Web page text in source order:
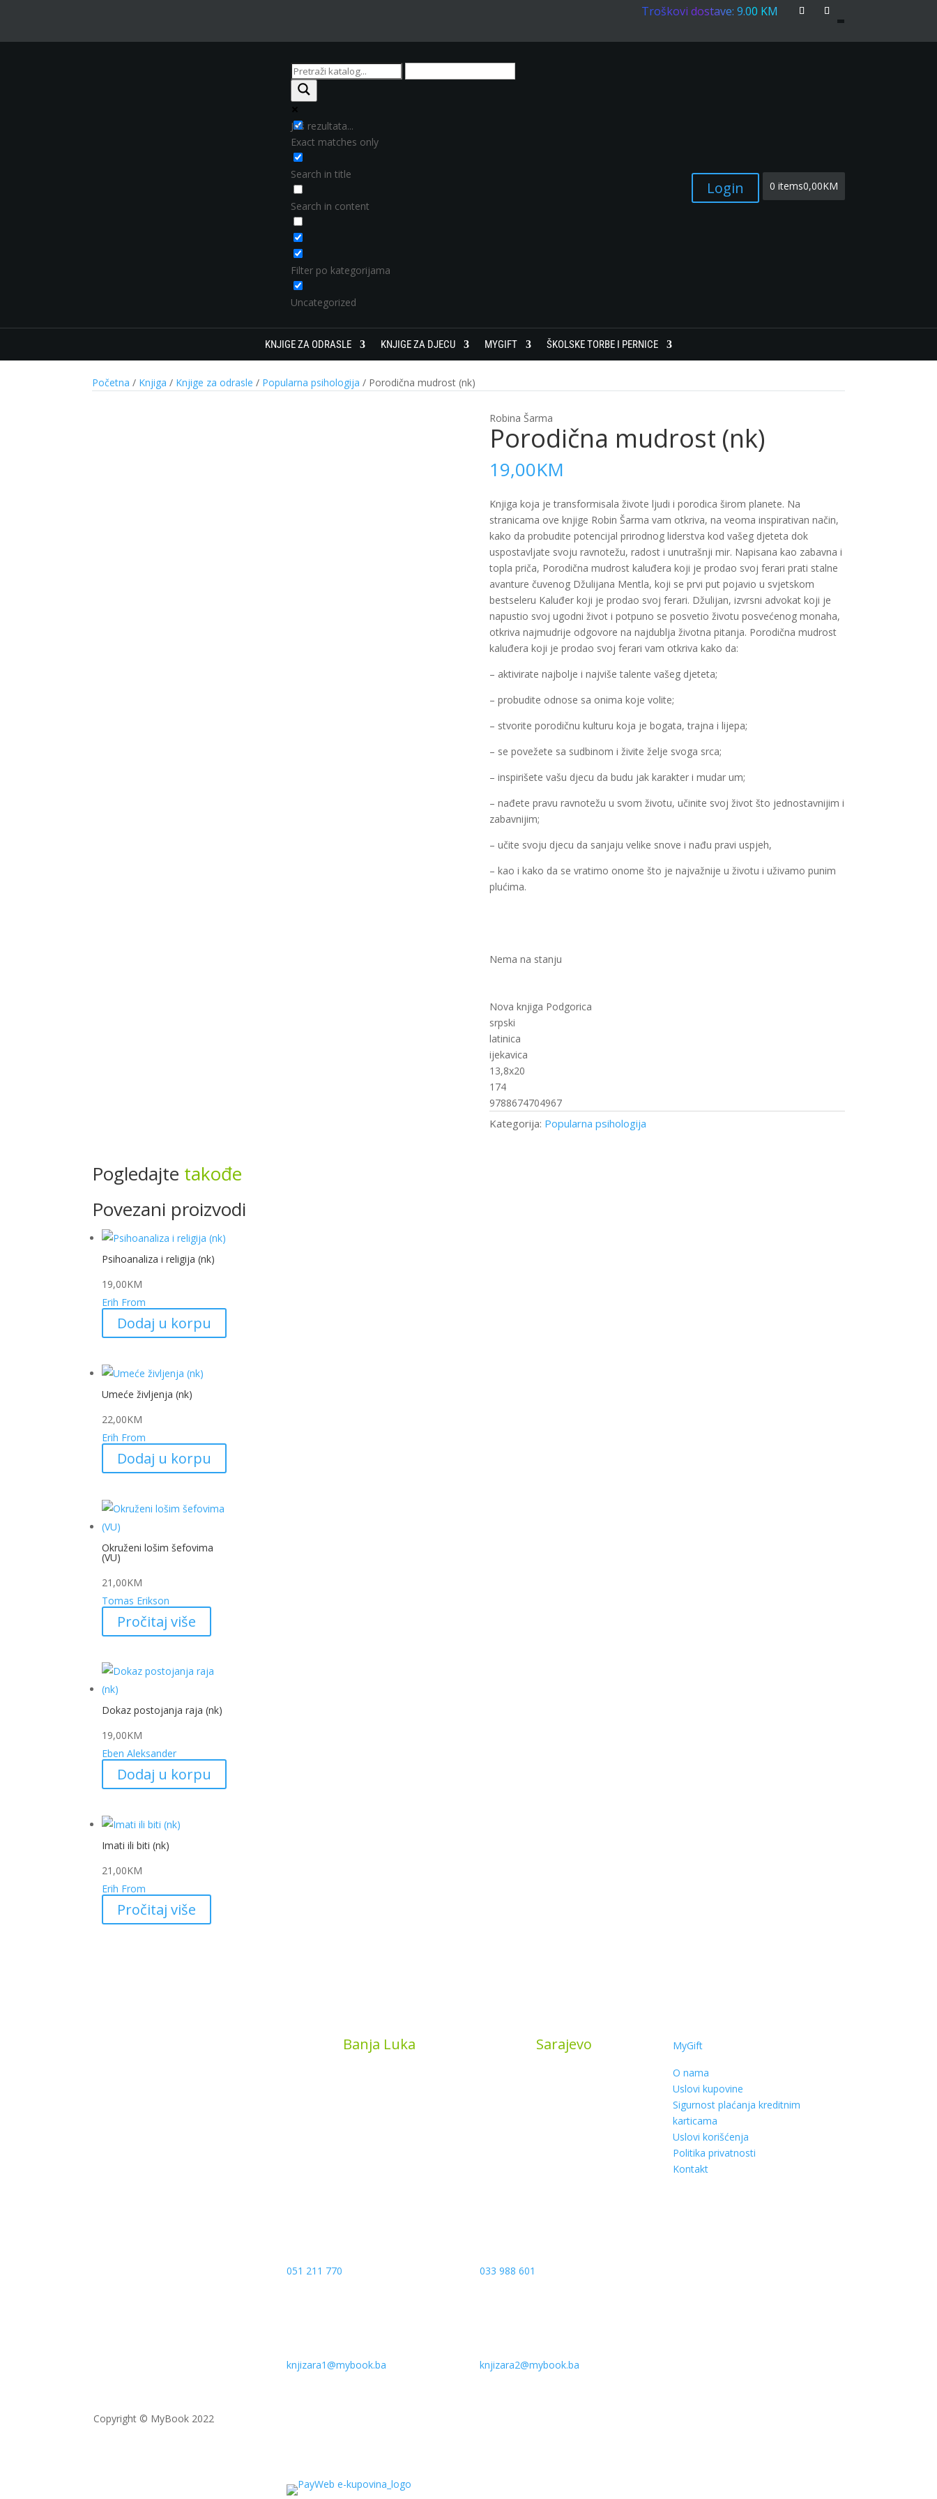
Troškovi dostave: 9.00 KM
Još rezultata...
Exact matches only
Search in title
Search in content
Filter po kategorijama
Uncategorized
Login 0 items0,00KM
KNJIGE ZA ODRASLE KNJIGE ZA DJECU MYGIFT ŠKOLSKE TORBE I PERNICE
Početna / Knjiga / Knjige za odrasle / Popularna psihologija / Porodična mudrost (nk)
Robina Šarma
Porodična mudrost (nk)
19,00KM
Knjiga koja je transformisala živote ljudi i porodica širom planete. Na
stranicama ove knjige Robin Šarma vam otkriva, na veoma inspirativan način,
kako da probudite potencijal prirodnog liderstva kod vašeg djeteta dok
uspostavljate svoju ravnotežu, radost i unutrašnji mir. Napisana kao zabavna i
topla priča, Porodična mudrost kaluđera koji je prodao svoj ferari prati stalne
avanture čuvenog Džulijana Mentla, koji se prvi put pojavio u svjetskom
bestseleru Kaluđer koji je prodao svoj ferari. Džulijan, izvrsni advokat koji je
napustio svoj ugodni život i potpuno se posvetio životu posvećenog monaha,
otkriva najmudrije odgovore na najdublja životna pitanja. Porodična mudrost
kaluđera koji je prodao svoj ferari vam otkriva kako da:
– aktivirate najbolje i najviše talente vašeg djeteta;
– probudite odnose sa onima koje volite;
– stvorite porodičnu kulturu koja je bogata, trajna i lijepa;
– se povežete sa sudbinom i živite želje svoga srca;
– inspirišete vašu djecu da budu jak karakter i mudar um;
– nađete pravu ravnotežu u svom životu, učinite svoj život što jednostavnijim i
zabavnijim;
– učite svoju djecu da sanjaju velike snove i nađu pravi uspjeh,
– kao i kako da se vratimo onome što je najvažnije u životu i uživamo punim
plućima.
Nema na stanju
Nova knjiga Podgorica
srpski
latinica
ijekavica
13,8x20
174
9788674704967
Kategorija: Popularna psihologija
Pogledajte takođe
Povezani proizvodi
Psihoanaliza i religija (nk)
19,00KM
Erih From
Dodaj u korpu
Umeće življenja (nk)
22,00KM
Erih From
Dodaj u korpu
Okruženi lošim šefovima
(VU)
21,00KM
Tomas Erikson
Pročitaj više
Dokaz postojanja raja (nk)
19,00KM
Eben Aleksander
Dodaj u korpu
Imati ili biti (nk)
21,00KM
Erih From
Pročitaj više
Banja Luka
051 211 770
knjizara1@mybook.ba
Sarajevo
033 988 601
knjizara2@mybook.ba
MyGift
O nama
Uslovi kupovine
Sigurnost plaćanja kreditnim
karticama
Uslovi korišćenja
Politika privatnosti
Kontakt
Copyright © MyBook 2022